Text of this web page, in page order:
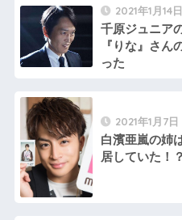
2021年1月14日
千原ジュニア
『りな』さん
った
2021年1月7日
白濱亜嵐の姉
居していた！